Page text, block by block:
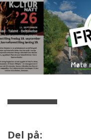
Del på: